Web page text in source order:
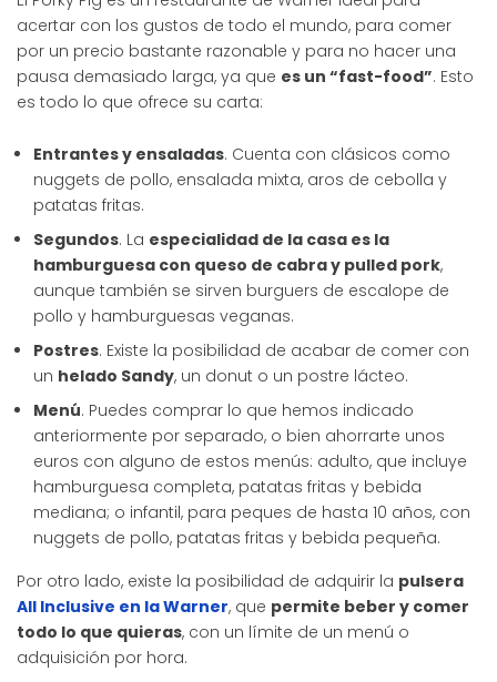
acertar con los gustos de todo el mundo, para comer
por un precio bastante razonable y para no hacer una
pausa demasiado larga, ya que es un “fast-food”. Esto
es todo lo que ofrece su carta:
Entrantes y ensaladas. Cuenta con clásicos como
nuggets de pollo, ensalada mixta, aros de cebolla y
patatas fritas.
Segundos. La especialidad de la casa es la
hamburguesa con queso de cabra y pulled pork,
aunque también se sirven burguers de escalope de
pollo y hamburguesas veganas.
Postres. Existe la posibilidad de acabar de comer con
un helado Sandy, un donut o un postre lácteo.
Menú. Puedes comprar lo que hemos indicado
anteriormente por separado, o bien ahorrarte unos
euros con alguno de estos menús: adulto, que incluye
hamburguesa completa, patatas fritas y bebida
mediana; o infantil, para peques de hasta 10 años, con
nuggets de pollo, patatas fritas y bebida pequeña.
Por otro lado, existe la posibilidad de adquirir la pulsera
All Inclusive en la Warner, que permite beber y comer
todo lo que quieras, con un límite de un menú o
adquisición por hora.